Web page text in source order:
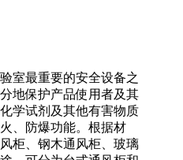
室最重要的安全设备之
地保护产品使用者及其
学试剂及其他有害物质
、防爆功能。根据材
柜、钢木通风柜、玻璃